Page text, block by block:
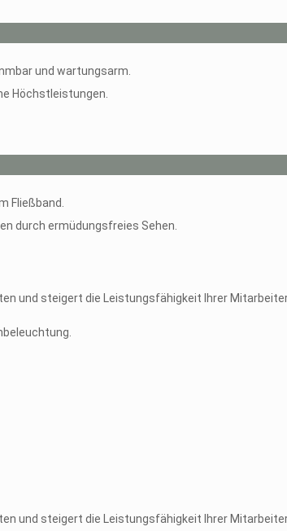
und wartungsarm.
Höchstleistungen.
Fließband.
durch ermüdungsfreies Sehen.
und steigert die Leistungsfähigkeit Ihrer
und steigert die Leistungsfähigkeit Ihrer